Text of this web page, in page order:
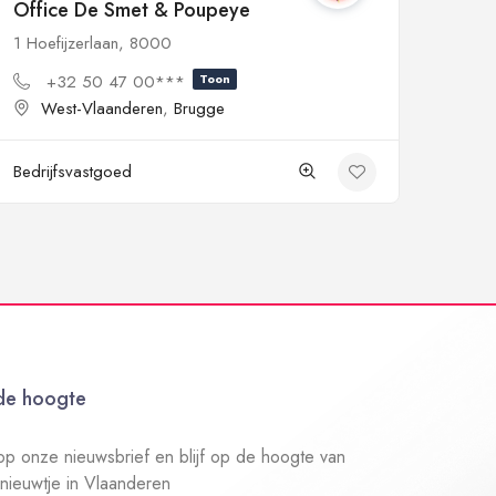
Office De Smet & Poupeye
1 Hoefijzerlaan, 8000
+32 50 47 00***
Toon
West-Vlaanderen, Brugge
Bedrijfsvastgoed
hoogte
onze nieuwsbrief en blijf op de hoogte van
in Vlaanderen